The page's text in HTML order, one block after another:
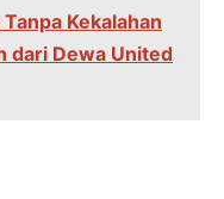
Kekalahan
dari Dewa United